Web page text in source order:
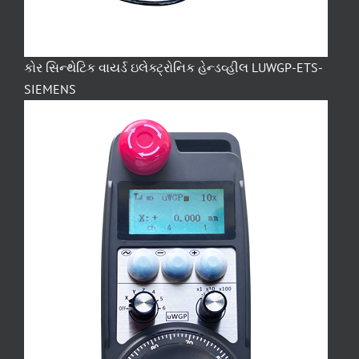
કોર સિન્થેટિક વાયર્ડ ઇલેક્ટ્રોનિક હેન્ડવ્હીલ LUWGP-ETS-
SIEMENS